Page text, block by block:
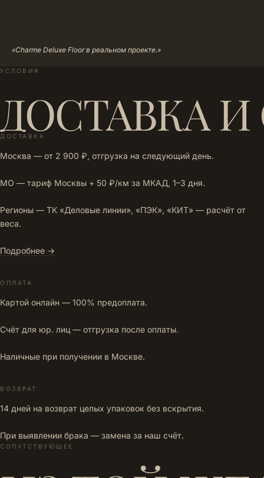
«Charme Deluxe Floor в реальном проекте.»
УСЛОВИЯ
ДОСТАВКА
ДОСТАВКА
Москва — от 2 900 ₽, отгрузка на следующий день.
МО — тариф Москвы + 50 ₽/км за МКАД, 1–3 дня.
Регионы — ТК «Деловые линии», «ПЭК», «КИТ» — расчёт от
веса.
Подробнее →
ОПЛАТА
Картой онлайн — 100% предоплата.
Счёт для юр. лиц — отгрузка после оплаты.
Наличные при получении в Москве.
ВОЗВРАТ
14 дней на возврат целых упаковок без вскрытия.
При выявлении брака — замена за наш счёт.
СОПУТСТВУЮЩЕЕ